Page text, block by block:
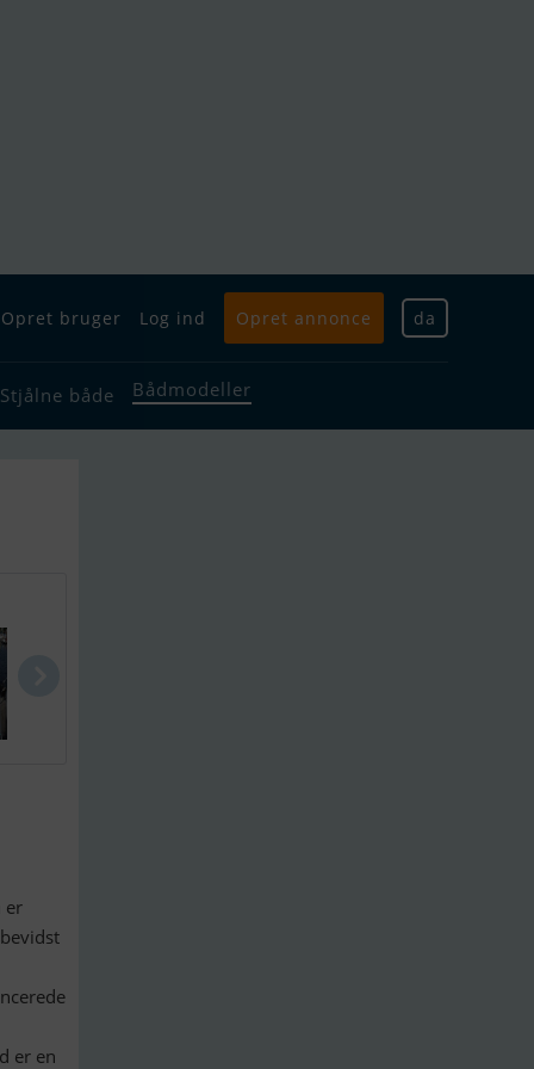
Opret bruger Log ind Opret annonce da
Stjålne både Bådmodeller
er
er en